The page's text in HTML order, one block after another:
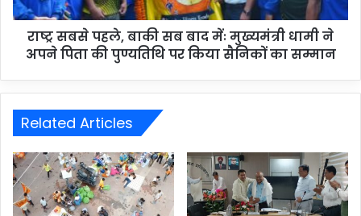
राष्ट्र सबसे पहले, बाकी सब बाद मेंः मुख्यमंत्री धामी ने
अपने पिता की पुण्यतिथि पर किया सैनिकों का सम्मान
Related Articles